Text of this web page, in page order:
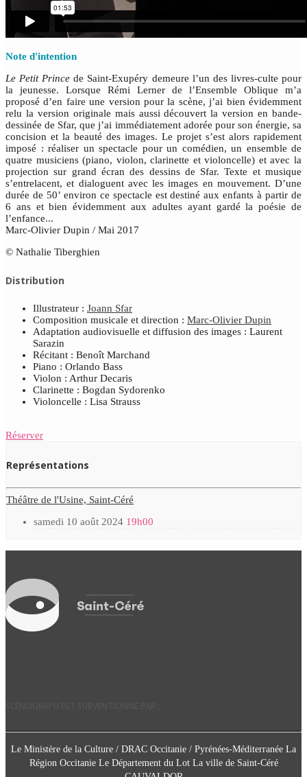
Note d'intention
Le Petit Prince de Saint-Exupéry demeure l’un des livres-culte pour
la jeunesse. Lorsque Rémi Lerner de l’Ensemble Oblique m’a
proposé d’en faire une version pour la scène, j’ai bien évidemment
relu la version originale mais aussi découvert la version en bande-
dessinée de Sfar, que j’ai immédiatement adorée pour son énergie, sa
concision et la beauté des images. Le projet s’est alors rapidement
imposé : réaliser un spectacle pour un comédien, un ensemble de
quatre musiciens (piano, violon, clarinette et violoncelle) et avec la
projection sur grand écran des dessins de Sfar. Texte et musique
s’entrelacent, et dialoguent avec les images en mouvement. D’une
durée de 50’ environ ce spectacle est destiné aux enfants à partir de
6 ans et bien évidemment aux adultes ayant gardé la poésie de
l’enfance...
Marc-Olivier Dupin / Mai 2017
© Nathalie Tiberghien
Distribution
Illustrateur : Joann Sfar
Composition musicale et direction : Marc-Olivier Dupin
Adaptation audiovisuelle et diffusion des images : Laurent
Sarazin
Récitant : Benoît Marchand
Piano : Orlando Bass
Violon : Arthur Decaris
Clarinette : Bogdan Sydorenko
Violoncelle : Lisa Strauss
Réserver
Représentations
Théâtre de l'Usine, Saint-Céré
samedi 10 août 2024 19h00
Le Ministère de la Culture / DRAC Occitanie / Pyrénées-Méditerranée La
Région Occitanie Le Département du Lot La ville de Saint-Céré